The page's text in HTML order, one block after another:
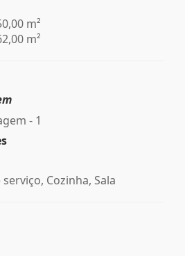
m²
m²
- 1
Cozinha, Sala